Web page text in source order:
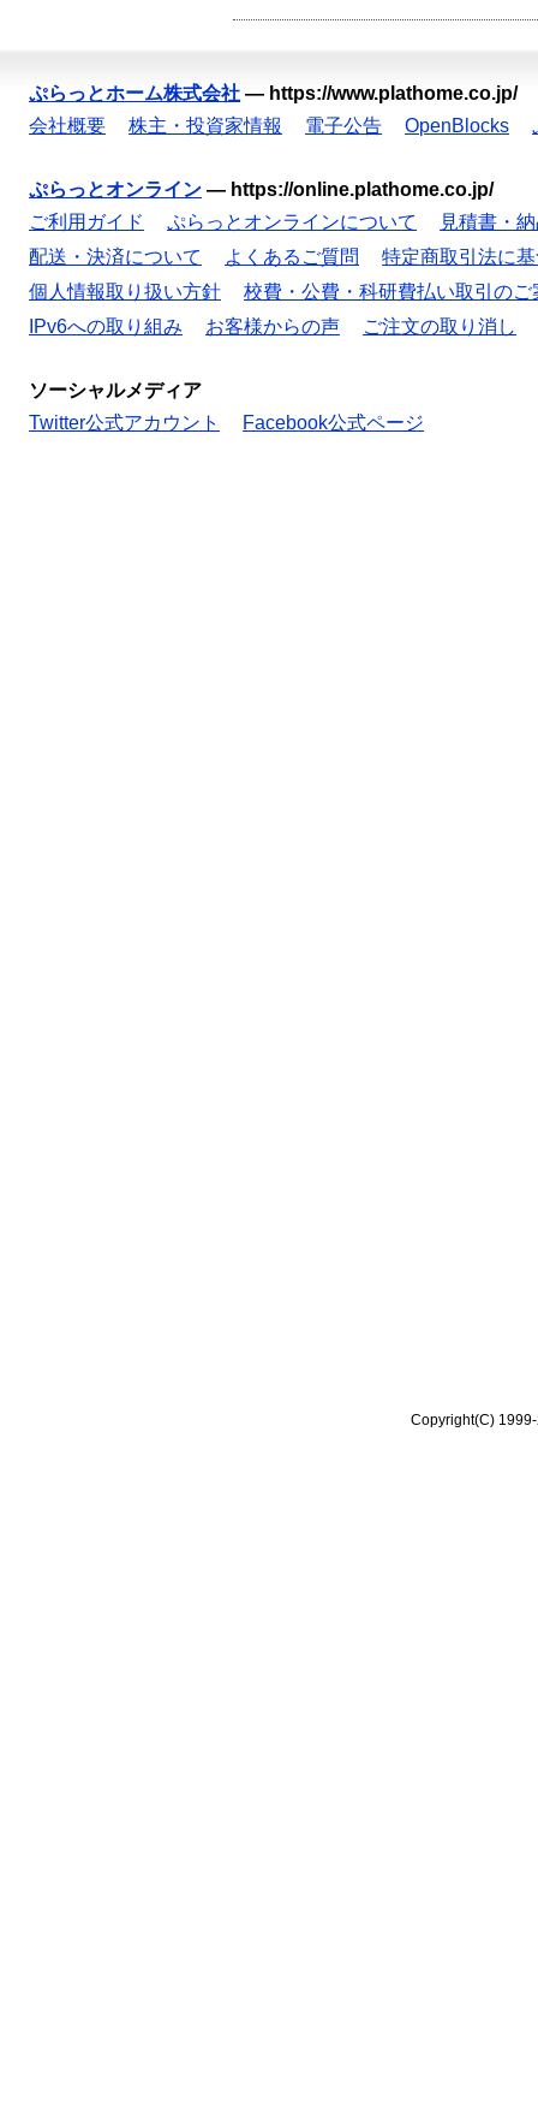
ぷらっとホーム株式会社 — https://www.plathome.co.jp/
会社概要
株主・投資家情報 電子公告 OpenBlocks
ぷらっとオンライン — https://online.plathome.co.jp/
ご利用ガイド
ぷらっとオンラインについて
見積書・
配送・決済について
よくあるご質問
特定商取引法に
個人情報取り扱い方針
校費・公費・科研費払い取引のご
IPv6への取り組み
お客様からの声 ご注文の取り消し
ソーシャルメディア
Twitter公式アカウント
Facebook公式ページ
Copyright(C)